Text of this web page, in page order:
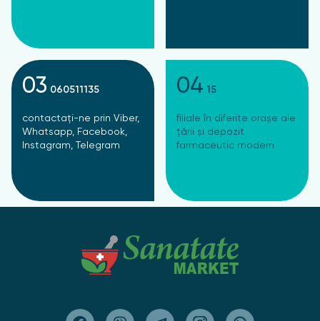
03 060511135
contactați-ne prin Viber,
Whatsapp, Facebook,
Instagram, Telegram
04 15
filiale în diferite orașe ale
țării și depozit
farmaceutic modern